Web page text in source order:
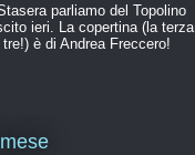
parliamo del Topolino
ieri. La copertina (la terza
tre!) è di Andrea Freccero!